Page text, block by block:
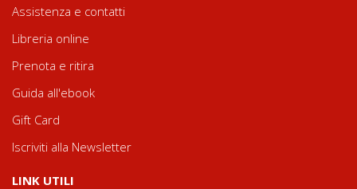
Assistenza e contatti
Libreria online
Prenota e ritira
Guida all'ebook
Gift Card
Iscriviti alla Newsletter
LINK UTILI